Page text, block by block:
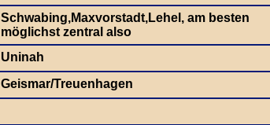
Schwabing,Maxvorstadt,Lehel, am besten
möglichst zentral also
Uninah
Geismar/Treuenhagen